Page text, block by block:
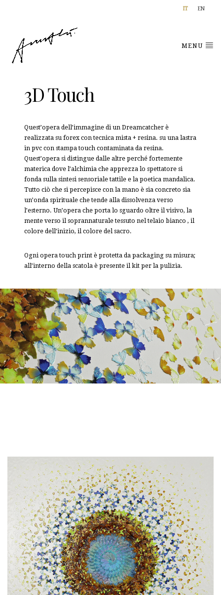
IT EN
MENU
3D Touch
Quest’opera dell’immagine di un Dreamcatcher è
realizzata su forex con tecnica mista + resina. su una lastra
in pvc con stampa touch contaminata da resina.
Quest’opera si distingue dalle altre perché fortemente
materica dove l’alchimia che apprezza lo spettatore si
fonda sulla sintesi sensoriale tattile e la poetica mandalica.
Tutto ciò che si percepisce con la mano è sia concreto sia
un’onda spirituale che tende alla dissolvenza verso
l’esterno. Un’opera che porta lo sguardo oltre il visivo, la
mente verso il soprannaturale tessuto nel telaio bianco , il
colore dell’inizio, il colore del sacro.
Ogni opera touch print è protetta da packaging su misura;
all’interno della scatola è presente il kit per la pulizia.